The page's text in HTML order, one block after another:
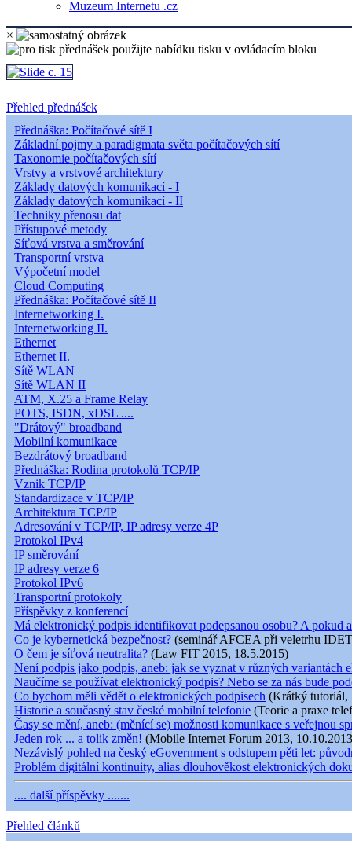
Muzeum Internetu .cz
×
Přehled přednášek
Přednáška: Počítačové sítě I
Základní pojmy a paradigmata světa počítačových sítí
Taxonomie počítačových sítí
Vrstvy a vrstvové architektury
Základy datových komunikací - I
Základy datových komunikací - II
Techniky přenosu dat
Přístupové metody
Síťová vrstva a směrování
Transportní vrstva
Výpočetní model
Cloud Computing
Přednáška: Počítačové sítě II
Internetworking I.
Internetworking II.
Ethernet
Ethernet II.
Sítě WLAN
Sítě WLAN II
ATM, X.25 a Frame Relay
POTS, ISDN, xDSL ....
"Drátový" broadband
Mobilní komunikace
Bezdrátový broadband
Přednáška: Rodina protokolů TCP/IP
Vznik TCP/IP
Standardizace v TCP/IP
Architektura TCP/IP
Adresování v TCP/IP, IP adresy verze 4P
Protokol IPv4
IP směrování
IP adresy verze 6
Protokol IPv6
Transportní protokoly
Příspěvky z konferencí
Má elektronický podpis identifikovat podepsanou osobu? A pokud
Co je kybernetická bezpečnost? (seminář AFCEA při veletrhu
O čem je síťová neutralita? (Law FIT 2015, 18.5.2015)
Není podpis jako podpis, aneb: jak se vyznat v různých variantách
Naučíme se používat elektronický podpis? Nebo se za nás bude
Co bychom měli vědět o elektronických podpisech (Krátký tutoriál,
Historie a současný stav české mobilní telefonie (Teorie a praxe
Časy se mění, aneb: (měnící se) možnosti komunikace s veřejnou
Jeden rok ... a tolik změn! (Mobile Internet Forum 2013,
Nezávislý pohled na český eGovernment s odstupem pěti let:
Problém digitální kontinuity, alias dlouhověkost elektronických
.... další příspěvky .......
Přehled článků